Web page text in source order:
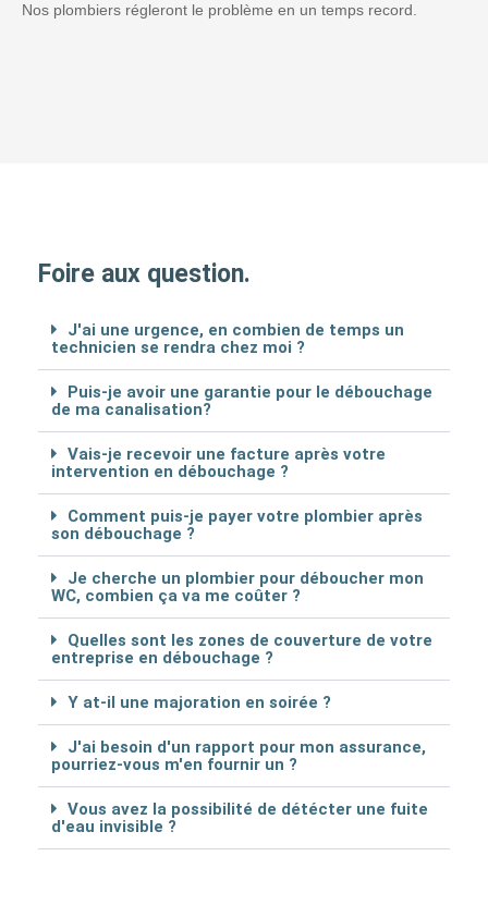
Nos plombiers régleront le problème en un temps record.
Foire aux question.
J'ai une urgence, en combien de temps un
technicien se rendra chez moi ?
Puis-je avoir une garantie pour le débouchage
de ma canalisation?
Vais-je recevoir une facture après votre
intervention en débouchage ?
Comment puis-je payer votre plombier après
son débouchage ?
Je cherche un plombier pour déboucher mon
WC, combien ça va me coûter ?
Quelles sont les zones de couverture de votre
entreprise en débouchage ?
Y at-il une majoration en soirée ?
J'ai besoin d'un rapport pour mon assurance,
pourriez-vous m'en fournir un ?
Vous avez la possibilité de détécter une fuite
d'eau invisible ?